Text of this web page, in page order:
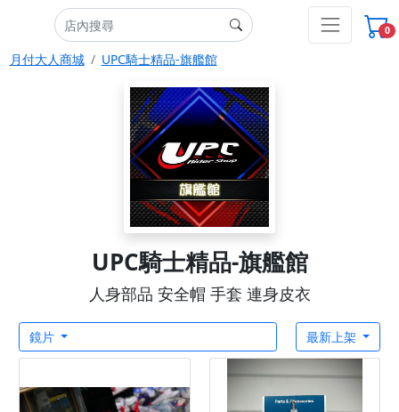
0
月付大人商城 UPC騎士精品-旗艦館
UPC騎士精品-旗艦館
人身部品 安全帽 手套 連身皮衣
鏡片 最新上架